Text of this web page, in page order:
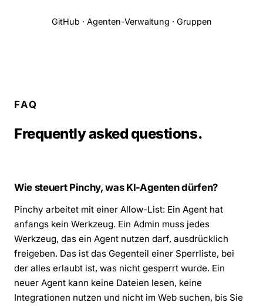
GitHub · Agenten-Verwaltung · Gruppen
FAQ
Frequently asked questions.
Wie steuert Pinchy, was KI-Agenten dürfen?
Pinchy arbeitet mit einer Allow-List: Ein Agent hat
anfangs kein Werkzeug. Ein Admin muss jedes
Werkzeug, das ein Agent nutzen darf, ausdrücklich
freigeben. Das ist das Gegenteil einer Sperrliste, bei
der alles erlaubt ist, was nicht gesperrt wurde. Ein
neuer Agent kann keine Dateien lesen, keine
Integrationen nutzen und nicht im Web suchen, bis Sie